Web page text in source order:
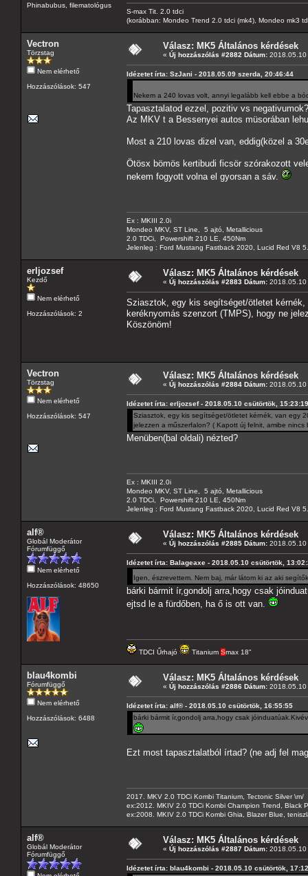
Phinabubus, filematológus
S-max Tit. 2.0 tdci
(korábban: Mondeo Trend 2.0 tdci (mk4), Mondeo mk3
Vectron
Törzstag
Nem elérhető
Hozzászólások: 547
Válasz: MK5 Általános kérdések
« Új hozzászólás #2882 Dátum: 2018.05.10
Idézetet írta: SzJani - 2018.05.09 szerda, 20:46:44
Nekem a 240 lovas volt, annyi legalább kell ebbe a
Tapasztalatod ezzel, pozitiv vs negativumok?
Az MKV t a Bessenyei autos müsorában
Most a 210 lovas dizel van, eddig(közel a
Ötösx bömös kertibudi ficsör szórakozott
nekem fogyott volna el gyorsan a sáv.
Ex : MKIII 2.0i
Mondeo MKV, ST Line, 5 ajtó, Metallicious
2.0 TDCi, Powershift 210 LE, 450Nm
Jelenleg : Ford Mustang Fastback 2020, Lucid Red V8
erljozsef
Kezdő
Nem elérhető
Hozzászólások: 2
Válasz: MK5 Általános kérdések
« Új hozzászólás #2883 Dátum: 2018.05.10
Sziasztok, egy kis segítséget/ötletet
keréknyomás szenzort (TMPS), hogy ne
Köszönöm!
Vectron
Törzstag
Nem elérhető
Hozzászólások: 547
Válasz: MK5 Általános kérdések
« Új hozzászólás #2884 Dátum: 2018.05.10
Idézetet írta: erljozsef - 2018.05.10 csütörtök, 15:23:19
Sziasztok, egy kis segítséget/ötletet kérnék, van egy
jelezzen a műszerfalon? ( Kapott új felnit, amibe
Menüben(bal oldali) nézted?
Ex : MKIII 2.0i
Mondeo MKV, ST Line, 5 ajtó, Metallicious
2.0 TDCi, Powershift 210 LE, 450Nm
Jelenleg : Ford Mustang Fastback 2020, Lucid Red V8
alf®
Globál Moderátor
Fórumfüggő
Nem elérhető
Hozzászólások: 48650
Válasz: MK5 Általános kérdések
« Új hozzászólás #2885 Dátum: 2018.05.10
Idézetet írta: Balageaxe - 2018.05.10 csütörtök,
Igen, észrevettem. Nem baj, már látom ki az aki
bárki bármit ír,gondolj arra,hogy csak
ejtsd le a fürdőben, ha ő is ott van.
TDCI Űrhajó Titanium Smax 18"
blau4kombi
Fórumfüggő
Nem elérhető
Hozzászólások: 6488
Válasz: MK5 Általános kérdések
« Új hozzászólás #2886 Dátum: 2018.05.10
Idézetet írta: alf® - 2018.05.10 csütörtök, 16:55:55
bárki bármit ír,gondolj arra,hogy csak
Ezt most tapasztalatból írtad? (ne adj fel
2017. MKV 2.0 TDCi Kombi Titanium, Tectonic Silver \m/
ex:2012. MKIV 2.0 TDCi Kombi Champion Trend, Black
ex:2008. MKIV 2.0 TDCi Kombi Ghia, Blazer Blue,
alf®
Globál Moderátor
Fórumfüggő
Válasz: MK5 Általános kérdések
« Új hozzászólás #2887 Dátum: 2018.05.10
Idézetet írta: blau4kombi - 2018.05.10 csütörtök,